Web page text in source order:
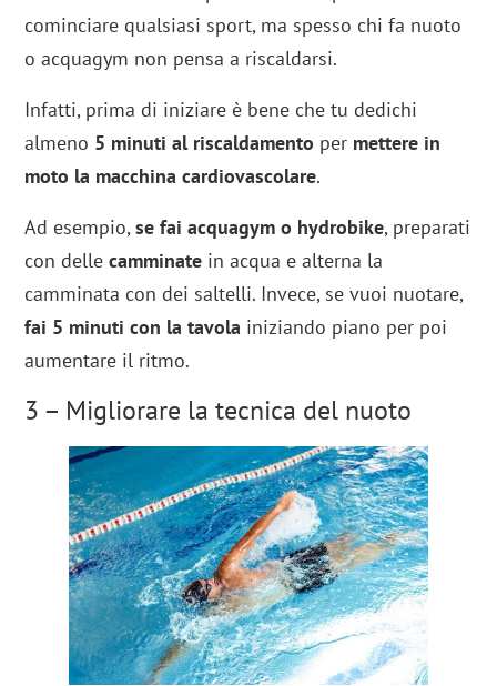
cominciare qualsiasi sport, ma spesso chi fa nuoto
o acquagym non pensa a riscaldarsi.
Infatti, prima di iniziare è bene che tu dedichi
almeno 5 minuti al riscaldamento per mettere in
moto la macchina cardiovascolare.
Ad esempio,se fai acquagym o hydrobike, preparati
con dellecamminate in acqua e alterna la
camminata con dei saltelli. Invece, se vuoi nuotare,
fai 5 minuti con la tavola iniziando piano per poi
aumentare il ritmo.
3 – Migliorare la tecnica del nuoto